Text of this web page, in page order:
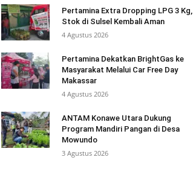
Pertamina Extra Dropping LPG 3 Kg,
Stok di Sulsel Kembali Aman
4 Agustus 2026
Pertamina Dekatkan BrightGas ke
Masyarakat Melalui Car Free Day
Makassar
4 Agustus 2026
ANTAM Konawe Utara Dukung
Program Mandiri Pangan di Desa
Mowundo
3 Agustus 2026